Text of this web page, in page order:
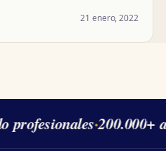
21 enero, 2022
·200.000+